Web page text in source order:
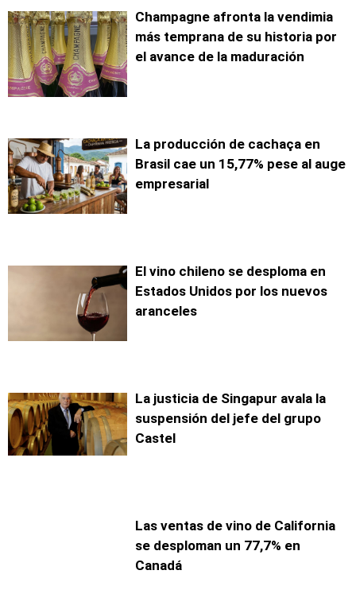
Champagne afronta la vendimia
más temprana de su historia por
el avance de la maduración
La producción de cachaça en
Brasil cae un 15,77% pese al auge
empresarial
El vino chileno se desploma en
Estados Unidos por los nuevos
aranceles
La justicia de Singapur avala la
suspensión del jefe del grupo
Castel
Las ventas de vino de California
se desploman un 77,7% en
Canadá